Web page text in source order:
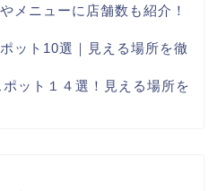
メニューに店舗数も紹介！
ット10選｜見える場所を徹
ット１４選！見える場所を